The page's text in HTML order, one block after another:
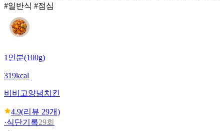
#일반식 #점심
1인분(100g)
319kcal
비비고양념치킨
4.9(리뷰 29개)
·식단기록29회